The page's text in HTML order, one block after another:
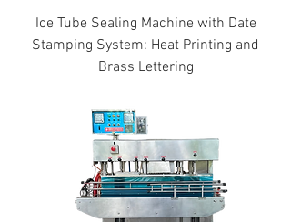
Ice Tube Sealing Machine with Date
Stamping System: Heat Printing and
Brass Lettering